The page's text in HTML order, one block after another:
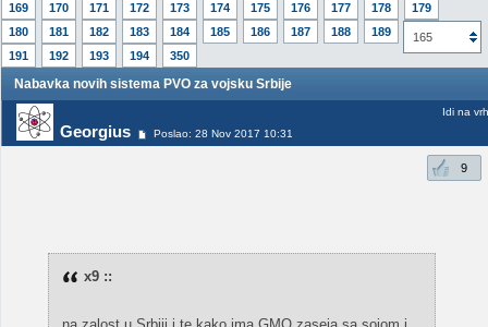
169
170 171 172 173 174 175 176 177 178
179
180
181 182 183 184 185 186 187 188 189
190
191
192 193 194 350
165
Nabavka novih sistema PVO za vojsku Srbije
Georgius Poslao: 28 Nov 2017 10:31
Idi na vrh
9
x9 ::